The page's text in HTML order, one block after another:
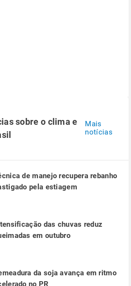
sobre o clima e
Mais
notícias
de manejo recupera rebanho
pela estiagem
das chuvas reduz
em outubro
da soja avança em ritmo
no PR